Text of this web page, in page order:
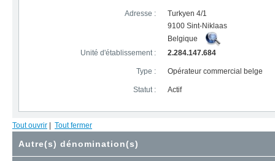
Adresse :
Turkyen 4/1
9100 Sint-Niklaas
Belgique
Unité d'établissement :
2.284.147.684
Type : Opérateur commercial belge
Statut : Actif
Tout ouvrir Tout fermer
Autre(s) dénomination(s)